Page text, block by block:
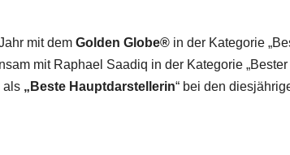
mit demGolden Globe® in der Kategorie
mit Raphael Saadiq in der Kategorie
als „Beste Hauptdarstellerin“ bei den